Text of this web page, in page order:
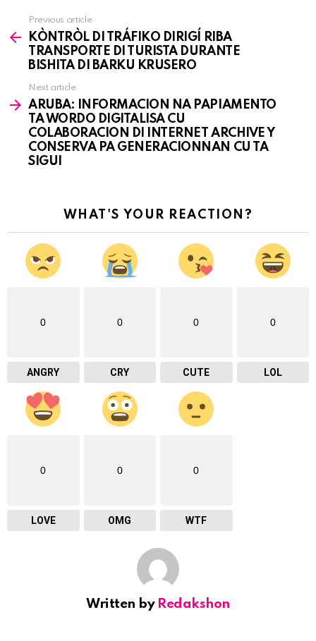
more
Previous article
KÒNTRÒL DI TRÁFIKO DIRIGÍ RIBA
TRANSPORTE DI TURISTA DURANTE
BISHITA DI BARKU KRUSERO
Next article
ARUBA: INFORMACION NA PAPIAMENTO
TA WORDO DIGITALISA CU
COLABORACION DI INTERNET ARCHIVE Y
CONSERVA PA GENERACIONNAN CU TA
SIGUI
WHAT'S YOUR REACTION?
0
ANGRY
0
CRY
0
CUTE
0
LOL
0
LOVE
0
OMG
0
WTF
Written by Redakshon